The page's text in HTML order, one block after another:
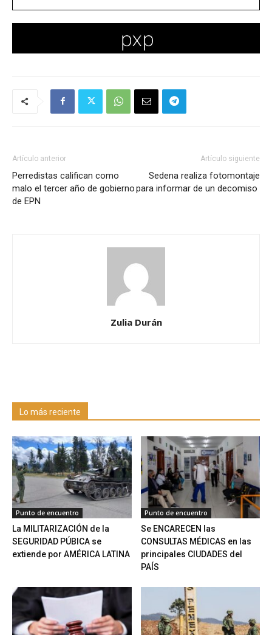
Artículo anterior
Perredistas califican como
malo el tercer año de gobierno
de EPN
Artículo siguiente
Sedena realiza fotomontaje
para informar de un decomiso
Zulia Durán
Lo más reciente
Punto de encuentro
La MILITARIZACIÓN de la
SEGURIDAD PÚBICA se
extiende por AMÉRICA LATINA
Punto de encuentro
Se ENCARECEN las
CONSULTAS MÉDICAS en las
principales CIUDADES del
PAÍS